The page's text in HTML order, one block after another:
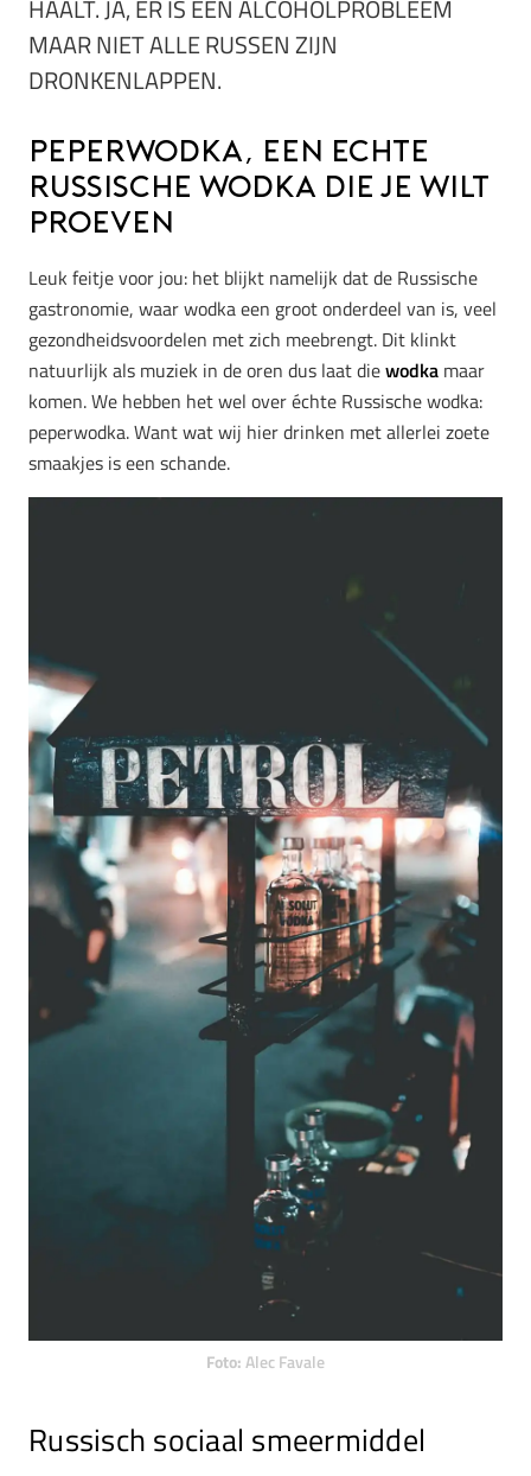
HAALT. JA, ER IS EEN ALCOHOLPROBLEEM
MAAR NIET ALLE RUSSEN ZIJN
DRONKENLAPPEN.
Peperwodka, een echte
Russische wodka die je wilt
proeven
Leuk feitje voor jou: het blijkt namelijk dat de Russische
gastronomie, waar wodka een groot onderdeel van is, veel
gezondheidsvoordelen met zich meebrengt. Dit klinkt
natuurlijk als muziek in de oren dus laat diewodka maar
komen. We hebben het wel over échte Russische wodka:
peperwodka. Want wat wij hier drinken met allerlei zoete
smaakjes is een schande.
Foto: Alec Favale
Russisch sociaal smeermiddel